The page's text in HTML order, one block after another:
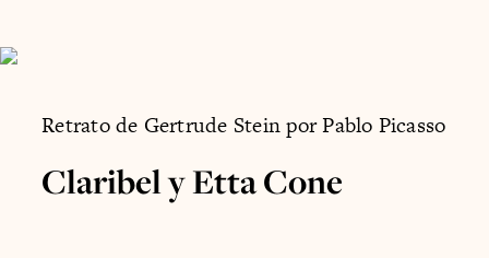
Retrato de Gertrude Stein por Pablo Picasso
Claribel y Etta Cone